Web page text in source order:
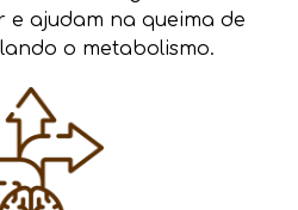
e ajudam na queima de
o metabolismo.